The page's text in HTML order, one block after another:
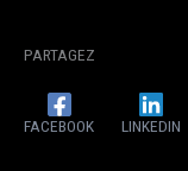
PARTAGEZ
FACEBOOK LINKEDIN